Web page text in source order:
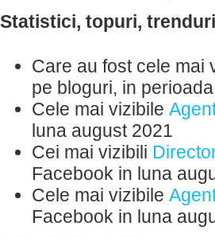
Statistici, topuri,
Care au fost cele mai
pe bloguri, in
Cele mai vizibile
luna august 2021
Cei mai vizibili
Facebook in luna
Cele mai vizibile
Facebook in luna